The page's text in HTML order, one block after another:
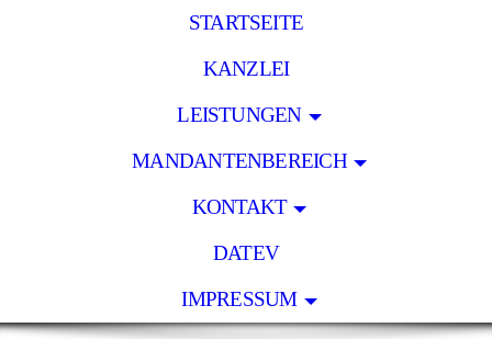
STARTSEITE
KANZLEI
LEISTUNGEN
MANDANTENBEREICH
KONTAKT
DATEV
IMPRESSUM